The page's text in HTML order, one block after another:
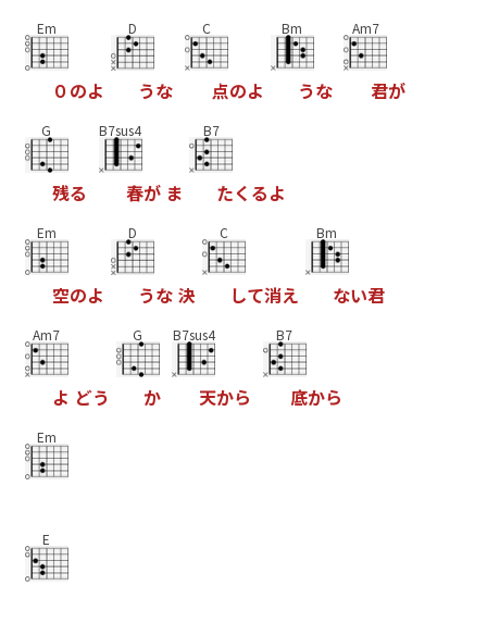
Em
０ のよ
D
うな
C
点のよ
Bm
うな
Am7
君が
G
残る
B7sus4
春が ま
B7
たく るよ
Em
空のよ
D
うな 決
C
して消え
Bm
ない君
Am7
よ どう
G
か
B7sus4
天から
B7
底から
Em
E